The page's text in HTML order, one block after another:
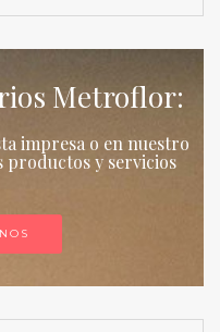
Metroflor:
impresa o en nuestro
productos y servicios